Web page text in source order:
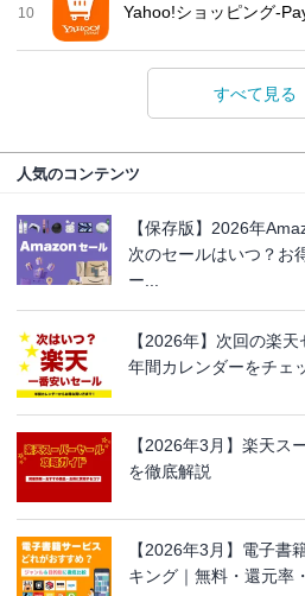
10 Yahoo!ショッピング-
すべて見る
人気のコンテンツ
【保存版】2026年
次のセールはいつ？お
ー...
【2026年】次回の楽
年間カレンダーをチェ
【2026年3月】楽天ス
を徹底解説
【2026年3月】電子書
キング｜無料・還元率